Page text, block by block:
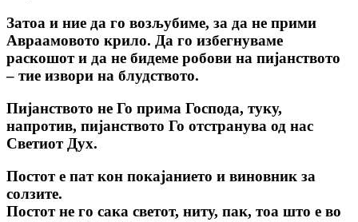
Затоа и ние да го возљубиме, за да не прими
Авраамовото крило. Да го избегнуваме
раскошот и да не бидеме робови на пијанството
– тие извори на блудството.
Пијанството не Го прима Господа, туку,
напротив, пијанството Го отстранува од нас
Светиот Дух.
Постот е пат кон покајанието и виновник за
солзите.
Постот не го сака светот, ниту, пак, тоа што е во